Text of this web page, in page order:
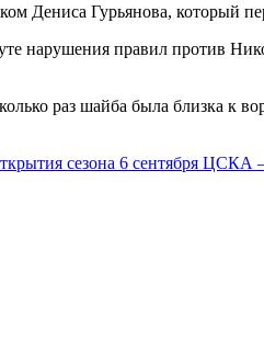
Дениса Гурьянова, который
нарушения правил против
раз шайба была близка к
сезона 6 сентября